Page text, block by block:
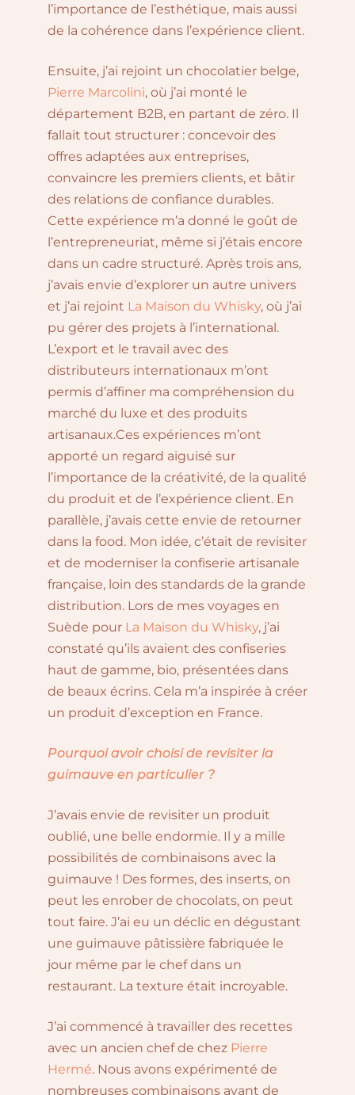
l’importance de l’esthétique, mais aussi
de la cohérence dans l’expérience client.
Ensuite, j’ai rejoint un chocolatier belge,
Pierre Marcolini, où j’ai monté le
département B2B, en partant de zéro. Il
fallait tout structurer : concevoir des
offres adaptées aux entreprises,
convaincre les premiers clients, et bâtir
des relations de confiance durables.
Cette expérience m’a donné le goût de
l’entrepreneuriat, même si j’étais encore
dans un cadre structuré. Après trois ans,
j’avais envie d’explorer un autre univers
et j’ai rejoint La Maison du Whisky, où j’ai
pu gérer des projets à l’international.
L’export et le travail avec des
distributeurs internationaux m’ont
permis d’affiner ma compréhension du
marché du luxe et des produits
artisanaux.Ces expériences m’ont
apporté un regard aiguisé sur
l’importance de la créativité, de la qualité
du produit et de l’expérience client. En
parallèle, j’avais cette envie de retourner
dans la food. Mon idée, c’était de revisiter
et de moderniser la confiserie artisanale
française, loin des standards de la grande
distribution. Lors de mes voyages en
Suède pour La Maison du Whisky, j’ai
constaté qu’ils avaient des confiseries
haut de gamme, bio, présentées dans
de beaux écrins. Cela m’a inspirée à créer
un produit d’exception en France.
Pourquoi avoir choisi de revisiter la
guimauve en particulier ?
J’avais envie de revisiter un produit
oublié, une belle endormie. Il y a mille
possibilités de combinaisons avec la
guimauve ! Des formes, des inserts, on
peut les enrober de chocolats, on peut
tout faire. J’ai eu un déclic en dégustant
une guimauve pâtissière fabriquée le
jour même par le chef dans un
restaurant. La texture était incroyable.
J’ai commencé à travailler des recettes
avec un ancien chef de chez Pierre
Hermé. Nous avons expérimenté de
nombreuses combinaisons avant de